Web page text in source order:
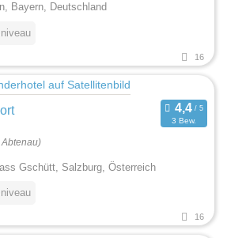
Bayern, Deutschland
16
3 Bew.
Gschütt, Salzburg, Österreich
16